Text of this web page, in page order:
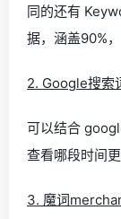
同的还有
据，涵盖90%
2. Google搜索
可以结合
查看哪段时间更
3. 魔词